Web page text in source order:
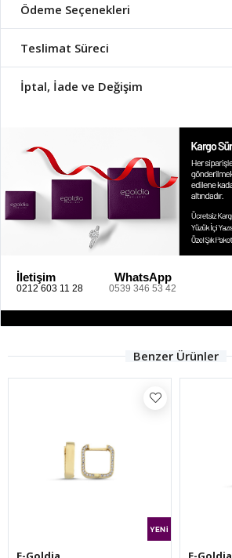
Ödeme Seçenekleri
Teslimat Süreci
İptal, İade ve Değişim
İletişim
0212 603 11 28
WhatsApp
0539 346 53 42
Benzer Ürünler